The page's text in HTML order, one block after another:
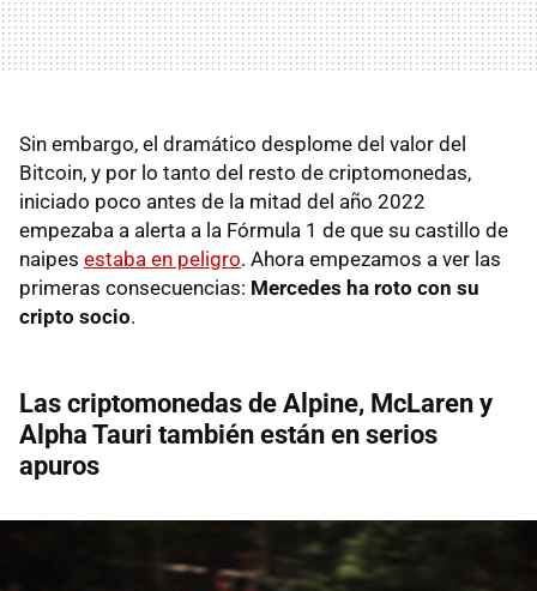
Sin embargo, el dramático desplome del valor del
Bitcoin, y por lo tanto del resto de criptomonedas,
iniciado poco antes de la mitad del año 2022
empezaba a alerta a la Fórmula 1 de que su castillo de
naipes estaba en peligro. Ahora empezamos a ver las
primeras consecuencias: Mercedes ha roto con su
cripto socio.
Las criptomonedas de Alpine, McLaren y
Alpha Tauri también están en serios
apuros